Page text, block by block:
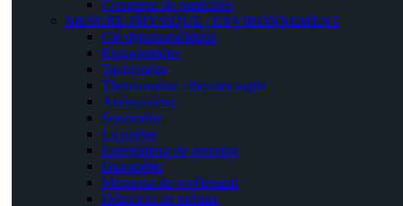
Compteur de particules
MESURE PHYSIQUE / ENVIRONNEMENT
Clé dynanomètrique
Extractomètre
Tachymètre
Thermomètre / thermocouple
Anémomètre
Sonomètre
Luxmètre
Enregistreur de pression
Duromètre
Mesureur de revêtement
Détecteur de métaux